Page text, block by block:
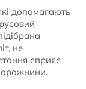
допомагають
не
сприяє